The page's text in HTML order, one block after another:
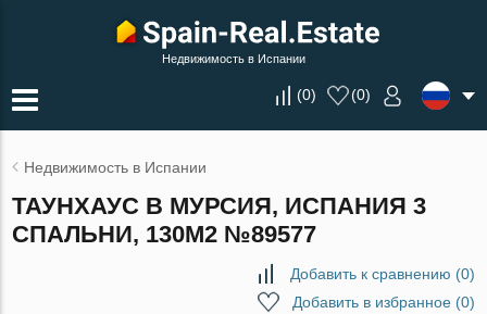
Недвижимость в Испании
(0) (0)
Недвижимость в Испании
ТАУНХАУС В МУРСИЯ, ИСПАНИЯ 3
СПАЛЬНИ, 130М2 №89577
Добавить к сравнению (0)
Добавить в избранное(0)